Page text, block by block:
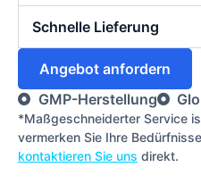
Schnelle Lieferung
Angebot anfordern
GMP-Herstellung
*Maßgeschneiderter Service
vermerken Sie Ihre
kontaktieren Sie uns direkt.